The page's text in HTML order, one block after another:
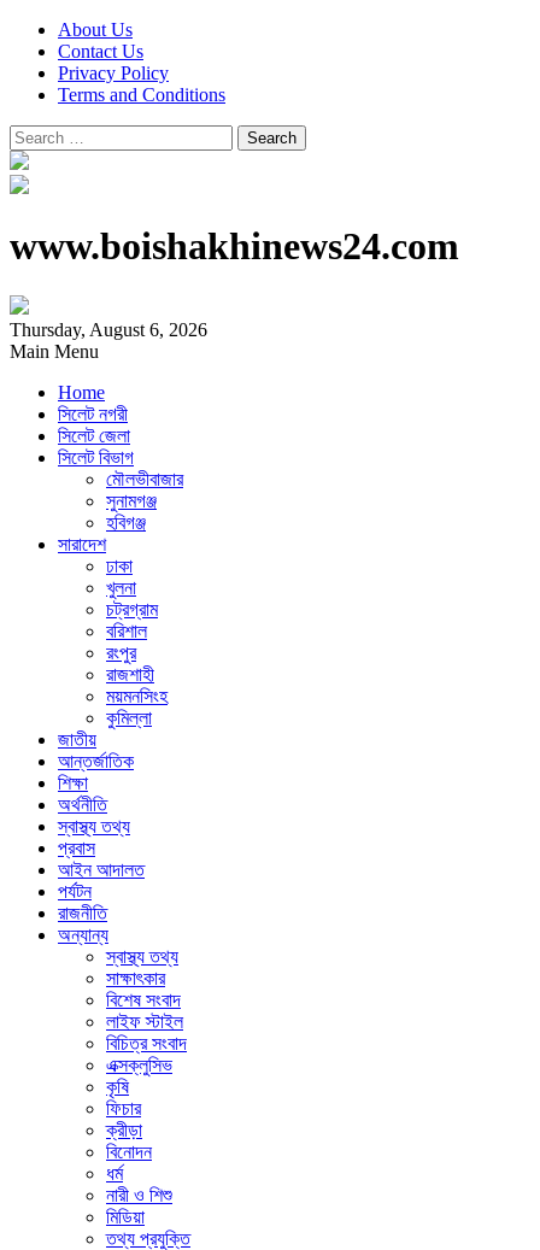
About Us
Contact Us
Privacy Policy
Terms and Conditions
Search
for:
www.boishakhinews24.com
Thursday, August 6, 2026
Main Menu
Home
সিলেট নগরী
সিলেট জেলা
সিলেট বিভাগ
মৌলভীবাজার
সুনামগঞ্জ
হবিগঞ্জ
সারাদেশ
ঢাকা
খুলনা
চট্রগ্রাম
বরিশাল
রংপুর
রাজশাহী
ময়মনসিংহ
কুমিল্লা
জাতীয়
আন্তর্জাতিক
শিক্ষা
অর্থনীতি
স্বাস্থ্য তথ্য
প্রবাস
আইন আদালত
পর্যটন
রাজনীতি
অন্যান্য
স্বাস্থ্য তথ্য
সাক্ষাৎকার
বিশেষ সংবাদ
লাইফ স্টাইল
বিচিত্র সংবাদ
এক্সক্লুসিভ
কৃষি
ফিচার
ক্রীড়া
বিনোদন
ধর্ম
নারী ও শিশু
মিডিয়া
তথ্য প্রযুক্তি